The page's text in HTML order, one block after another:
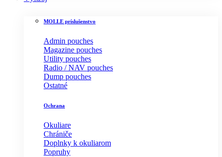
MOLLE príslušenstvo
Admin pouches
Magazine pouches
Utility pouches
Radio / NAV pouches
Dump pouches
Ostatné
Ochrana
Okuliare
Chrániče
Doplnky k okuliarom
Popruhy